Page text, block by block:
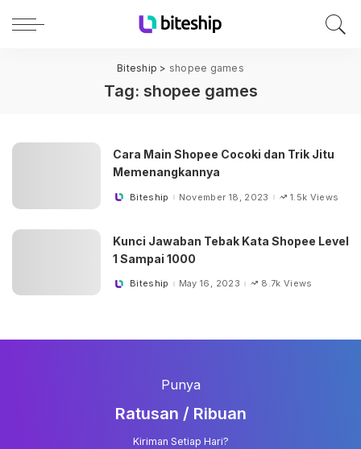
Biteship > shopee games
Tag: shopee games
Cara Main Shopee Cocoki dan Trik Jitu
Memenangkannya
PostedBiteship November 18, 2023 1.5k Views
Kunci Jawaban Tebak Kata Shopee Level
1 Sampai 1000
PostedBiteship May 16, 2023 8.7k Views
Punya
Ratusan / Ribuan
Kiriman Setiap Hari?